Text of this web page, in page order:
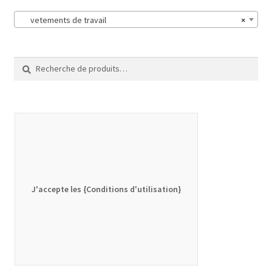
×
vetements de travail
Recherche
pour :
Recherche
J'accepte les {Conditions d'utilisation}